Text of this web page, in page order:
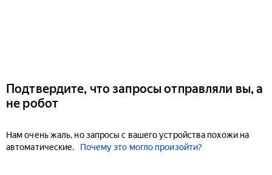
Подтвердите, что запросы отправляли вы, а
не робот
Нам очень жаль, но запросы с вашего устройства похожи на
автоматические.
Почему это могло произойти?